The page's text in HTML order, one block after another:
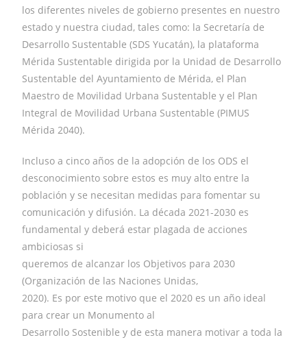
los diferentes niveles de gobierno presentes en nuestro
estado y nuestra ciudad, tales como: la Secretaría de
Desarrollo Sustentable (SDS Yucatán), la plataforma
Mérida Sustentable dirigida por la Unidad de Desarrollo
Sustentable del Ayuntamiento de Mérida, el Plan
Maestro de Movilidad Urbana Sustentable y el Plan
Integral de Movilidad Urbana Sustentable (PIMUS
Mérida 2040).
Incluso a cinco años de la adopción de los ODS el
desconocimiento sobre estos es muy alto entre la
población y se necesitan medidas para fomentar su
comunicación y difusión. La década 2021-2030 es
fundamental y deberá estar plagada de acciones
ambiciosas si
queremos de alcanzar los Objetivos para 2030
(Organización de las Naciones Unidas,
2020). Es por este motivo que el 2020 es un año ideal
para crear un Monumento al
Desarrollo Sostenible y de esta manera motivar a toda la